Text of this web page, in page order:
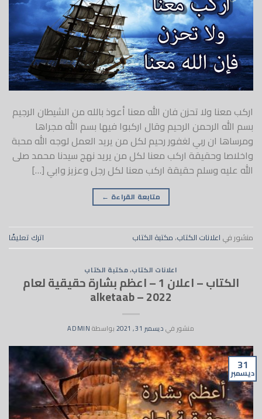
اركب معنا ولا تحزن فان الله معنا أعوذ بالله من الشيطان الرجيم
بسم الله الرحمن الرحيم وقال اركبوا فيها بسم الله مجراها
ومرساها ان ربي لغفور رحيم لكل من يريد العمل لوجه الله محبة
واخلاصا وحقيقة اركب معنا لكل من يريد نهج سيدنا محمد صلى
الله عليه وسلم حقيقة اركب معنا لكل رجل وعزيز وابي […]
متابعة القراءة ←
منشور في اعلانات الكتاب، مكتبة الكتاب اترك تعليقًا
اعلانات الكتاب،مكتبة الكتاب
الكتاب – اعلان 1 – اعظم بشارة حقيقية لعام
2022 – alketaab
منشور فيديسمبر 31, 2021 بواسطةADMIN
31
ديسمبر